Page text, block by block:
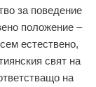
за поведение
положение –
естествено,
свят на
на